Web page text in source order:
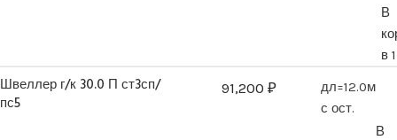
В
в
Швеллер г/к 30.0 П ст3сп/
пс5
91,200 ₽
дл=12.0м
с ост.
В